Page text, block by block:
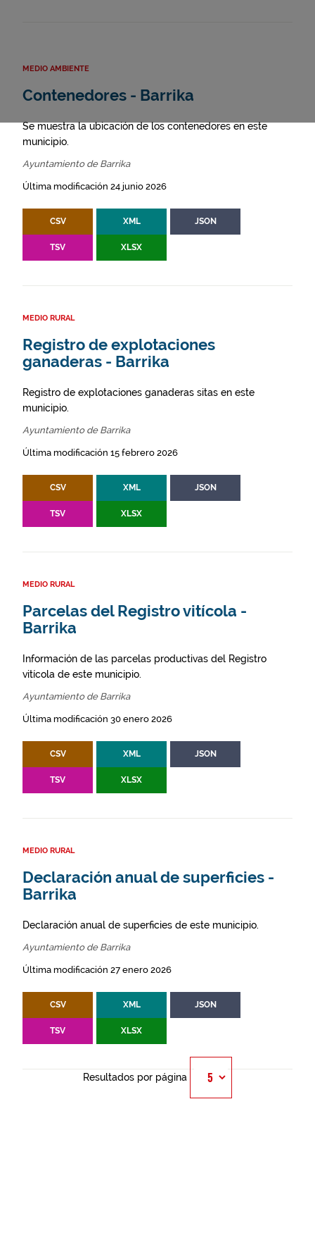
MEDIO AMBIENTE
Contenedores - Barrika
Se muestra la ubicación de los contenedores en este
municipio.
Ayuntamiento de Barrika
Última modificación 24 junio 2026
CSV XML JSON
TSV XLSX
MEDIO RURAL
Registro de explotaciones
ganaderas - Barrika
Registro de explotaciones ganaderas sitas en este
municipio.
Ayuntamiento de Barrika
Última modificación 15 febrero 2026
CSV XML JSON
TSV XLSX
MEDIO RURAL
Parcelas del Registro vitícola -
Barrika
Información de las parcelas productivas del Registro
vitícola de este municipio.
Ayuntamiento de Barrika
Última modificación 30 enero 2026
CSV XML JSON
TSV XLSX
MEDIO RURAL
Declaración anual de superficies -
Barrika
Declaración anual de superficies de este municipio.
Ayuntamiento de Barrika
Última modificación 27 enero 2026
CSV XML JSON
TSV XLSX
Resultados por página